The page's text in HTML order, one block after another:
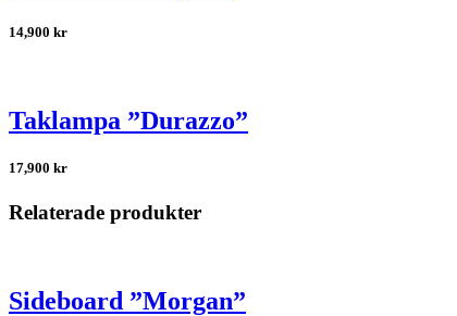
14,900 kr
Taklampa ”Durazzo”
17,900 kr
Relaterade produkter
Sideboard ”Morgan”